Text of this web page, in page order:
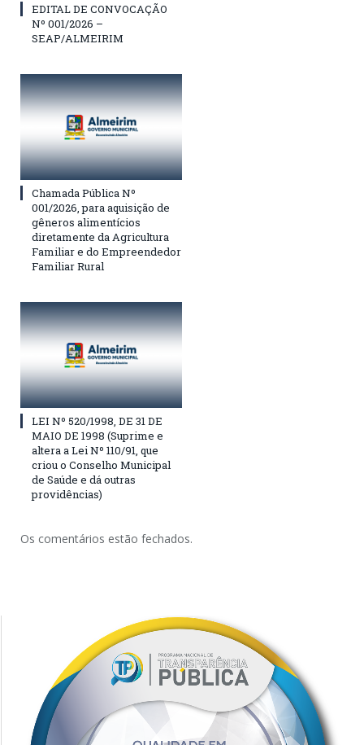
EDITAL DE CONVOCAÇÃO
Nº 001/2026 –
SEAP/ALMEIRIM
Chamada Pública Nº
001/2026, para aquisição de
gêneros alimentícios
diretamente da Agricultura
Familiar e do Empreendedor
Familiar Rural
LEI Nº 520/1998, DE 31 DE
MAIO DE 1998 (Suprime e
altera a Lei Nº 110/91, que
criou o Conselho Municipal
de Saúde e dá outras
providências)
Os comentários estão fechados.